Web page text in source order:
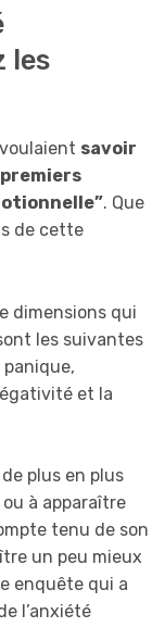
les
savoir
. Que
de cette
dimensions qui
les suivantes
et la
plus en plus
à apparaître
tenu de son
un peu mieux
enquête qui a
l’anxiété